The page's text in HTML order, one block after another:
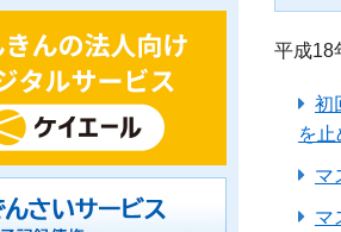
平成18
初
を
マ
マ